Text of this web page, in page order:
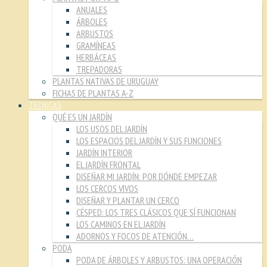
ANUALES
ÁRBOLES
ARBUSTOS
GRAMÍNEAS
HERBÁCEAS
TREPADORAS
PLANTAS NATIVAS DE URUGUAY
FICHAS DE PLANTAS A-Z
TÉCNICAS
QUÉ ES UN JARDÍN
LOS USOS DEL JARDÍN
LOS ESPACIOS DEL JARDÍN Y SUS FUNCIONES
JARDÍN INTERIOR
EL JARDÍN FRONTAL
DISEÑAR MI JARDÍN: POR DÓNDE EMPEZAR
LOS CERCOS VIVOS
DISEÑAR Y PLANTAR UN CERCO
CÉSPED: LOS TRES CLÁSICOS QUE SÍ FUNCIONAN
LOS CAMINOS EN EL JARDÍN
ADORNOS Y FOCOS DE ATENCIÓN…
PODA
PODA DE ÁRBOLES Y ARBUSTOS: UNA OPERACIÓN